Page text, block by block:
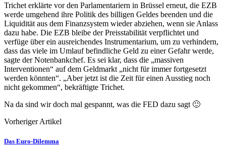
Trichet erklärte vor den Parlamentariern in Brüssel erneut, die EZB
werde umgehend ihre Politik des billigen Geldes beenden und die
Liquidität aus dem Finanzsystem wieder abziehen, wenn sie Anlass
dazu habe. Die EZB bleibe der Preisstabilität verpflichtet und
verfüge über ein ausreichendes Instrumentarium, um zu verhindern,
dass das viele im Umlauf befindliche Geld zu einer Gefahr werde,
sagte der Notenbankchef. Es sei klar, dass die „massiven
Interventionen“ auf dem Geldmarkt „nicht für immer fortgesetzt
werden könnten“. „Aber jetzt ist die Zeit für einen Ausstieg noch
nicht gekommen“, bekräftigte Trichet.
Na da sind wir doch mal gespannt, was die FED dazu sagt 🙂
Vorheriger Artikel
Das Euro-Dilemma